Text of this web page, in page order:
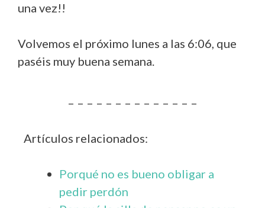
una vez!!
Volvemos el próximo lunes a las 6:06, que
paséis muy buena semana.
– – – – – – – – – – – – – –
Artículos relacionados:
Porqué no es bueno obligar a
pedir perdón